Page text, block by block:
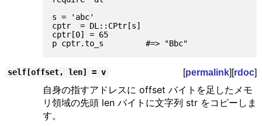
s = 'abc'
cptr  = DL::CPtr[s]
cptr[0] = 65
self[offset, len] = v [permalink][rdoc]
自身の指すアドレスに offset バイトを足したメモ
リ領域の先頭 len バイトに文字列 str をコピーしま
す。